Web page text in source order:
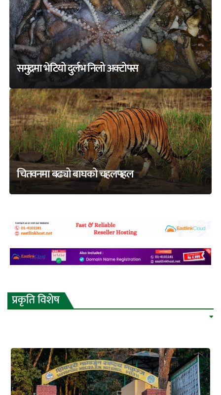
समुद्रमा भेटियो दुर्लभ निलो अक्टोपस
चितवनमा बढ्यो बाघको चहलपहल